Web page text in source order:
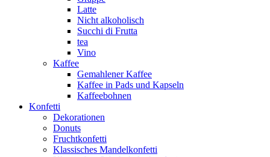
Latte
Nicht alkoholisch
Succhi di Frutta
tea
Vino
Kaffee
Gemahlener Kaffee
Kaffee in Pads und Kapseln
Kaffeebohnen
Konfetti
Dekorationen
Donuts
Fruchtkonfetti
Klassisches Mandelkonfetti